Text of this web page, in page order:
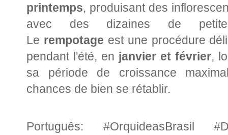
printemps, produisant des
avec des dizaines de
Le rempotage est une procédure
pendant l'été, en janvier et février,
sa période de croissance
chances de bien se rétablir.
Português: #OrquideasBrasil